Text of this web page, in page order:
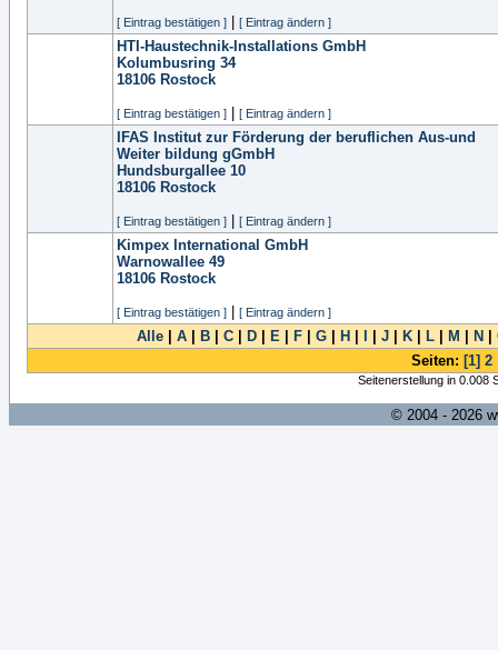
[ Eintrag bestätigen ] [ Eintrag ändern ]
HTI-Haustechnik-Installations GmbH
Kolumbusring 34
18106 Rostock
[ Eintrag bestätigen ] [ Eintrag ändern ]
IFAS Institut zur Förderung der beruflichen Aus-und
Weiter bildung gGmbH
Hundsburgallee 10
18106 Rostock
[ Eintrag bestätigen ] [ Eintrag ändern ]
Kimpex International GmbH
Warnowallee 49
18106 Rostock
[ Eintrag bestätigen ] [ Eintrag ändern ]
Alle A B C D E F G H J K L M N
Seiten: [1] 2
Seitenerstellung in 0.008
© 2004 - 2026